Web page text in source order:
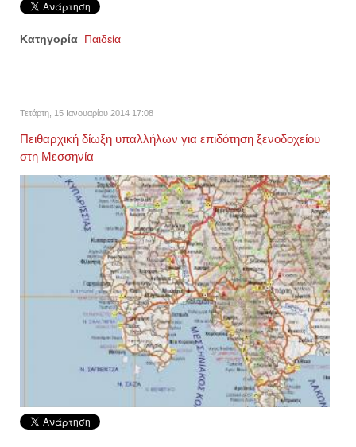
Κατηγορία Παιδεία
Τετάρτη, 15 Ιανουαρίου 2014 17:08
Πειθαρχική δίωξη υπαλλήλων για επιδότηση ξενοδοχείου
στη Μεσσηνία